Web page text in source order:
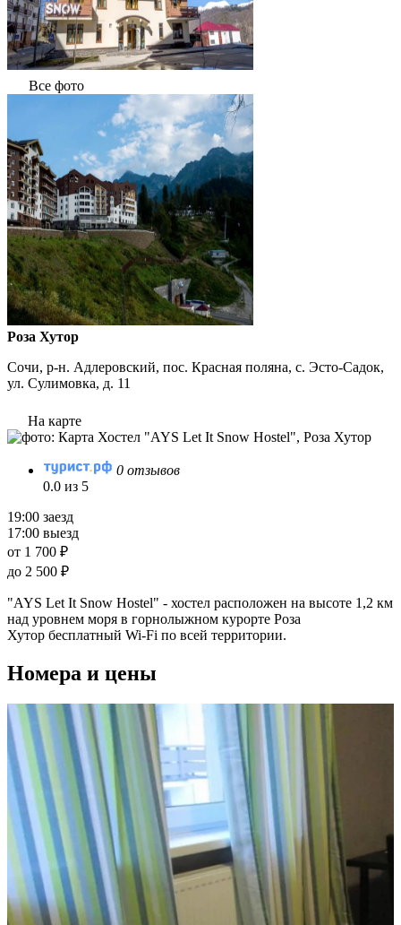
Все фото
Роза Хутор
Сочи, р-н. Адлеровский, пос. Красная поляна, с. Эсто-Садок,
ул. Сулимовка, д. 11
На карте
0 отзывов
0.0 из 5
19:00 заезд
17:00 выезд
от 1 700 ₽
до 2 500 ₽
"AYS Let It Snow Hostel" - хостел расположен на высоте 1,2 км
над уровнем моря в горнолыжном курорте Роза
Хутор бесплатный Wi-Fi по всей территории.
Номера и цены